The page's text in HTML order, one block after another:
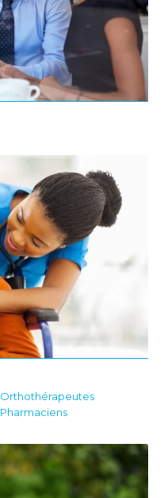
Orthothérapeutes
Pharmaciens